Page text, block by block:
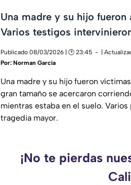
Una madre y su hijo
Varios testigos
Publicado 08/03/2026 | 🕑 23:45
|
Por: Norman García
Una madre y su hijo fueron
gran tamaño se acercaron
mientras estaba en el suelo.
tragedia mayor.
¡No te pierdas